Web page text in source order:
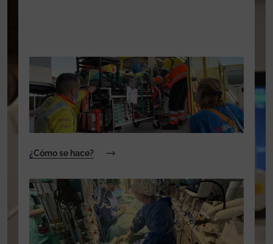
¿Cómo se hace?